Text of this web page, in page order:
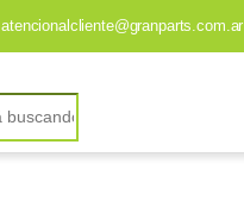
atencionalcliente@granparts.com.ar